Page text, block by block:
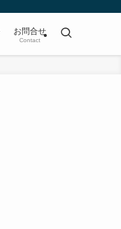
お問合せ
Contact